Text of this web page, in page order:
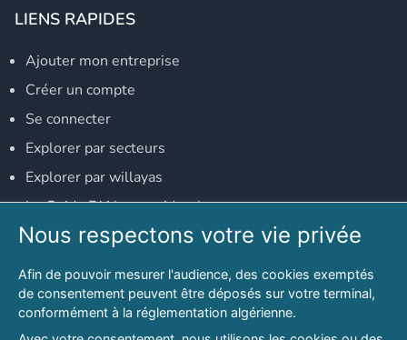
LIENS RAPIDES
Ajouter mon entreprise
Créer un compte
Se connecter
Explorer par secteurs
Explorer par willayas
Le Guide D'Alger, guide-alger.com
NOS RÉSEAUX SOCIAUX
Notre page Facebook
Notre page LinkedIn
Nous respectons votre vie privée
Afin de pouvoir mesurer l'audience, des cookies exemptés
de consentement peuvent être déposés sur votre terminal,
conformément à la réglementation algérienne.